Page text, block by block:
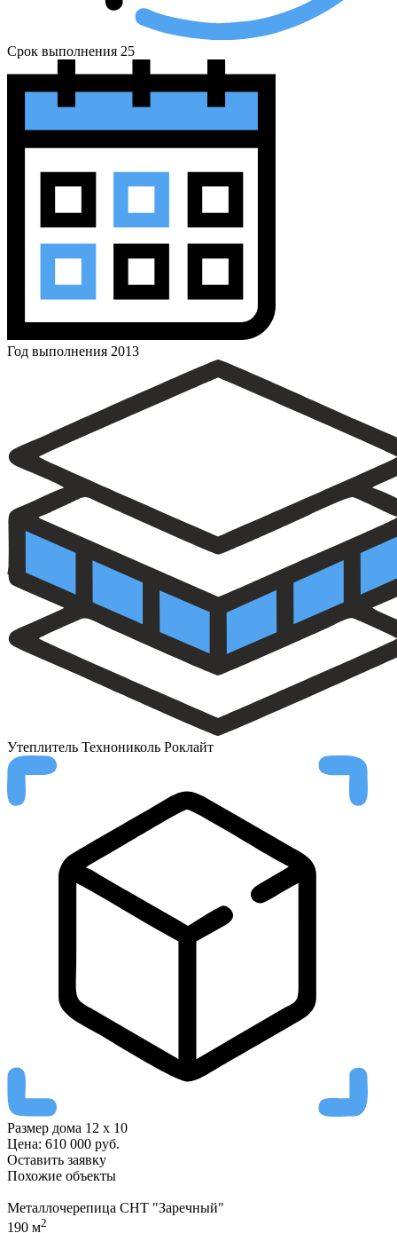
Срок выполнения 25
Год выполнения 2013
Утеплитель Технониколь Роклайт
Размер дома 12 х 10
Цена: 610 000 руб.
Оставить заявку
Похожие объекты
Металлочерепица СНТ "Заречный"
190 м2